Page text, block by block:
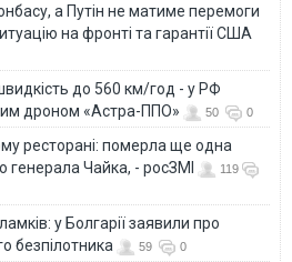
а Путін не матиме перемоги
на фронті та гарантії США
до 560 км/год - у РФ
дроном «Астра-ППО»
50 0
ресторані: померла ще одна
генерала Чайка, - росЗМІ
119
у Болгарії заявили про
безпілотника
59 0